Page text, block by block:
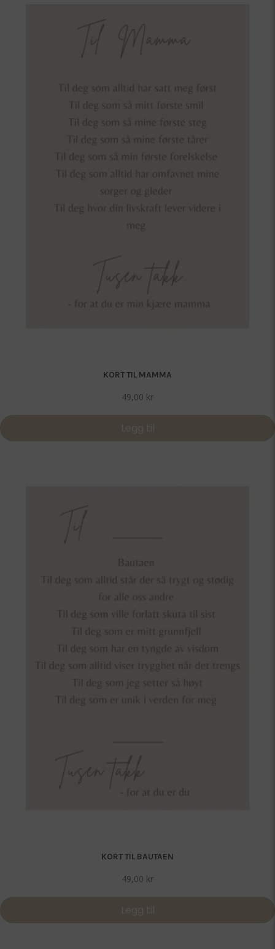
KORT TIL MAMMA
49,00 kr
Legg til
KORT TIL BAUTAEN
49,00 kr
Legg til